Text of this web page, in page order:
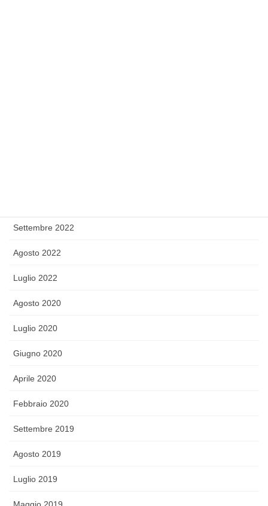
Settembre 2022
Agosto 2022
Luglio 2022
Agosto 2020
Luglio 2020
Giugno 2020
Aprile 2020
Febbraio 2020
Settembre 2019
Agosto 2019
Luglio 2019